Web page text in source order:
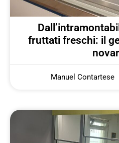
fruttati freschi: il
Manuel Contartese